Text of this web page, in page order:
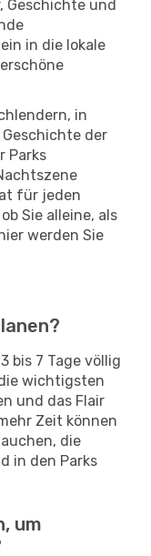
Geschichte und
in die lokale
in
der
Parks
für jeden
Sie alleine, als
werden Sie
bis 7 Tage völlig
wichtigsten
und das Flair
Zeit können
die
in den Parks
um